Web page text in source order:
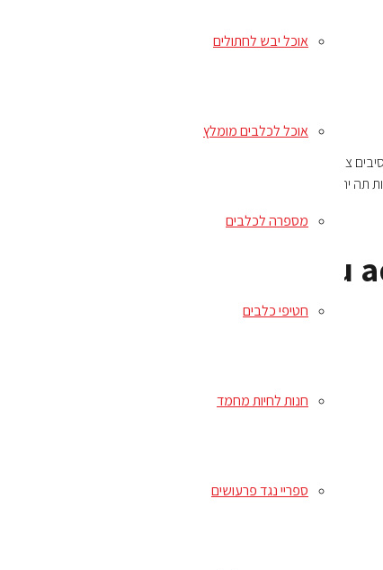
אוכל יבש לחתולים
אוכל לכלבים מומלץ
מספרה לכלבים
חטיפי כלבים
חנות לחיות מחמד
ספריי נגד פרעושים
ללוטאין), תמציות תה ירוקות וענבים (מקור של פוליפנולים), סרטנים מיובשים (מקור